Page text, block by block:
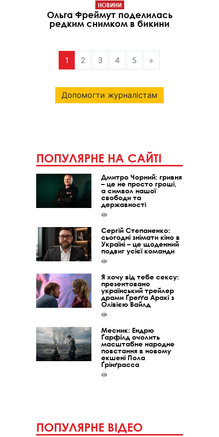
НОВИНИ
Ольга Фреймут поделилась
редким снимком в бикини
1 2 3 4 5 »
Допомогти журналістам
ПОПУЛЯРНЕ НА САЙТІ
Дмитро Чорний: гривня
– це не просто гроші,
а символ нашої
свободи та
державності
Сергій Степаненко:
сьогодні знімати кіно в
Україні – це щоденний
подвиг усієї команди
Я хочу від тебе сексу:
презентовано
український трейлер
драми Ґреґґа Аракі з
Олівією Вайлд
Месник: Ендрю
Ґарфілд очолить
масштабне народне
повстання в новому
екшені Пола
Ґрінґрасса
ПОПУЛЯРНЕ ВІДЕО